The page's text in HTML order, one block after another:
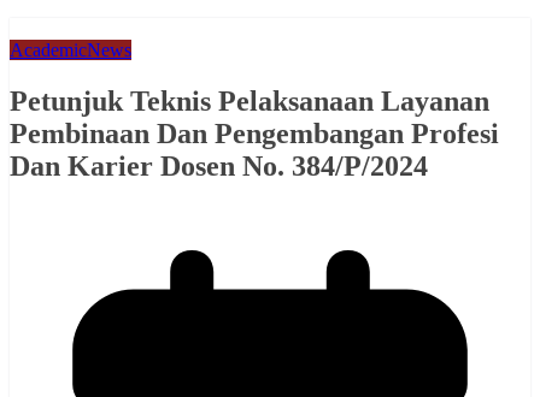
AcademicNews
Petunjuk Teknis Pelaksanaan Layanan
Pembinaan Dan Pengembangan Profesi
Dan Karier Dosen No. 384/P/2024